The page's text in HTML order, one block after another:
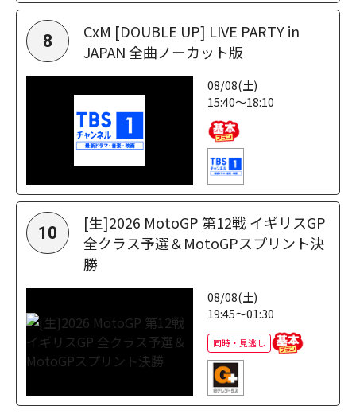
8
CxM [DOUBLE UP] LIVE PARTY in
JAPAN 全曲ノーカット版
08/08(土)
15:40～18:10
10
[生]2026 MotoGP 第12戦 イギリスGP
全クラス予選＆MotoGPスプリント決
勝
08/08(土)
19:45～01:30
同時・見逃し